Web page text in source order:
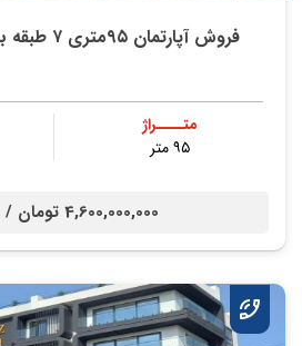
فروش آپارتمان ۹۵متری ۷ طبقه باویو بی نظیر ابدی
متــــراژ
۹۵ متر
4,600,000,000 تومان /